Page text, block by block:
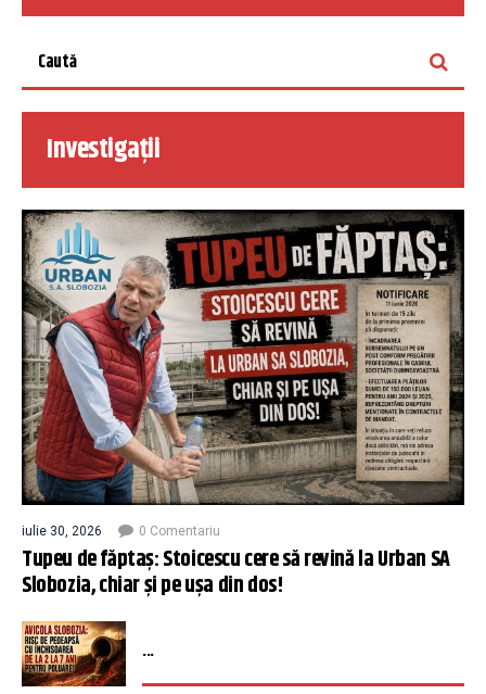
Investigații
iulie 30, 2026 0 Comentariu
Tupeu de făptaș: Stoicescu cere să revină la Urban SA
Slobozia, chiar și pe ușa din dos!
...